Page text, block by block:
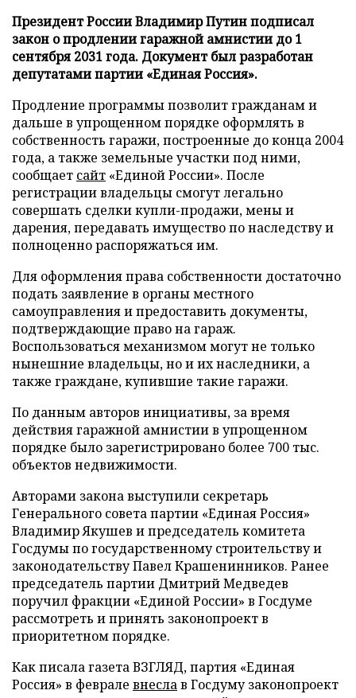
Президент России Владимир Путин подписал
закон о продлении гаражной амнистии до 1
сентября 2031 года. Документ был разработан
депутатами партии «Единая Россия».
Продление программы позволит гражданам и
дальше в упрощенном порядке оформлять в
собственность гаражи, построенные до конца 2004
года, а также земельные участки под ними,
сообщает сайт «Единой России». После
регистрации владельцы смогут легально
совершать сделки купли-продажи, мены и
дарения, передавать имущество по наследству и
полноценно распоряжаться им.
Для оформления права собственности достаточно
подать заявление в органы местного
самоуправления и предоставить документы,
подтверждающие право на гараж.
Воспользоваться механизмом могут не только
нынешние владельцы, но и их наследники, а
также граждане, купившие такие гаражи.
По данным авторов инициативы, за время
действия гаражной амнистии в упрощенном
порядке было зарегистрировано более 700 тыс.
объектов недвижимости.
Авторами закона выступили секретарь
Генерального совета партии «Единая Россия»
Владимир Якушев и председатель комитета
Госдумы по государственному строительству и
законодательству Павел Крашенинников. Ранее
председатель партии Дмитрий Медведев
поручил фракции «Единой России» в Госдуме
рассмотреть и принять законопроект в
приоритетном порядке.
Как писала газета ВЗГЛЯД, партия «Единая
Россия» в феврале внеслав Госдуму законопроект